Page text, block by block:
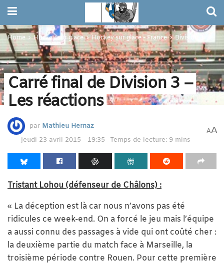
Home Hockey sur glace Hockey sur glace - France Division 3
Carré final de Division 3 –
Les réactions
par Mathieu Hernaz
jeudi 23 avril 2015 - 19:35
Temps de lecture: 9 mins
AA
Tristant Lohou (défenseur de Châlons) :
« La déception est là car nous n’avons pas été
ridicules ce week-end. On a forcé le jeu mais l’équipe
a aussi connu des passages à vide qui ont coûté cher :
la deuxième partie du match face à Marseille, la
troisième période contre Rouen. Pour cette première